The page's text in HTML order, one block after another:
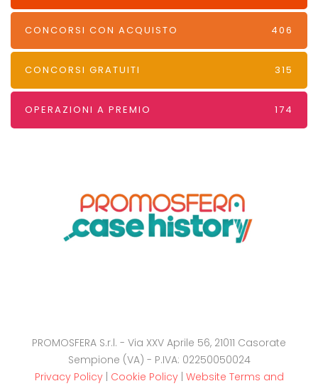
CONCORSI CON ACQUISTO 406
CONCORSI GRATUITI 315
OPERAZIONI A PREMIO 174
PROMOSFERA S.r.l. - Via XXV Aprile 56, 21011 Casorate
Sempione (VA) - P.IVA: 02250050024
Privacy Policy| Cookie Policy| Website Terms and